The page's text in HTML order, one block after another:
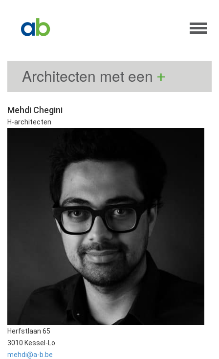
Architecten met een +
Mehdi Chegini
H-architecten
Herfstlaan 65
3010 Kessel-Lo
mehdi@a-b.be